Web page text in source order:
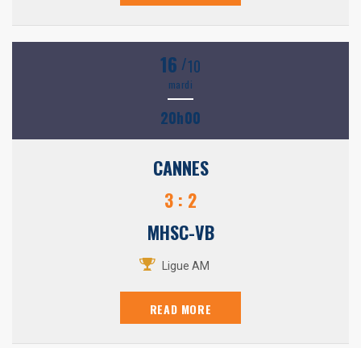
16 /10
mardi
20h00
CANNES
3 : 2
MHSC-VB
Ligue AM
READ MORE